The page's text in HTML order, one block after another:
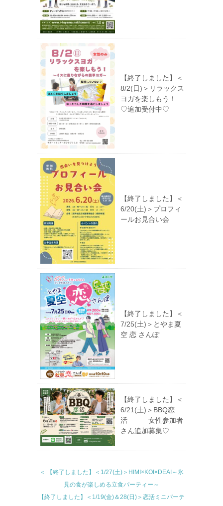
【終了しました】＜
8/2(日)＞リラックス
ヨガを楽しもう！
♡追加受付中♡
【終了しました】＜
6/20(土)＞プロフィ
ールお見合い会
【終了しました】＜
7/25(土)＞とやま夏
空 恋 さんぽ
【終了しました】＜
6/21(土)＞BBQ恋
活 女性参加者
さん追加募集♡
＜ 【終了しました】＜1/27(土)＞HIMI×KOI×DEAI～氷
見の食が楽しめる立食パーティー～
【終了しました】＜1/19(金)＆28(日)＞恋活ミニパーテ